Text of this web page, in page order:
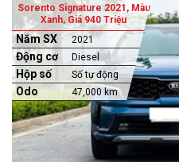
Sorento Signature 2021, Màu
Xanh, Giá 940 Triệu
Năm SX 2021
Động cơ Diesel
Hộp số Số tự động
Odo 47,000 km